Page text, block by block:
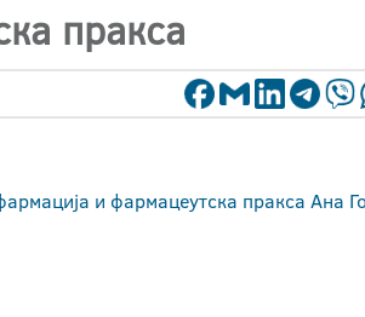
пракса
и фармацеутска пракса Ана